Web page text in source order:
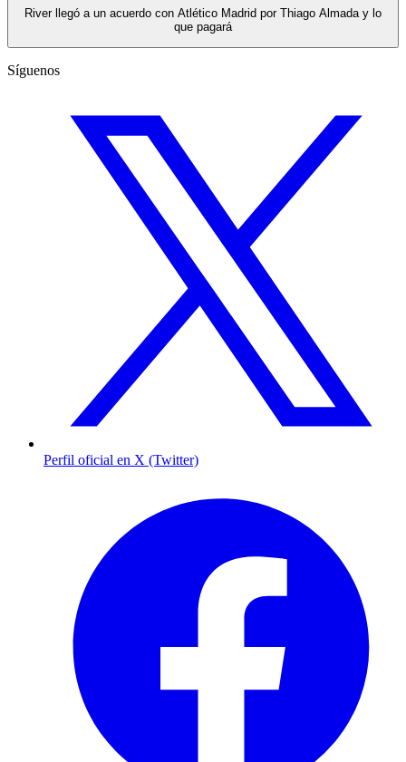
River llegó a un acuerdo con Atlético Madrid por Thiago Almada y lo
que pagará
Síguenos
Perfil oficial en X (Twitter)